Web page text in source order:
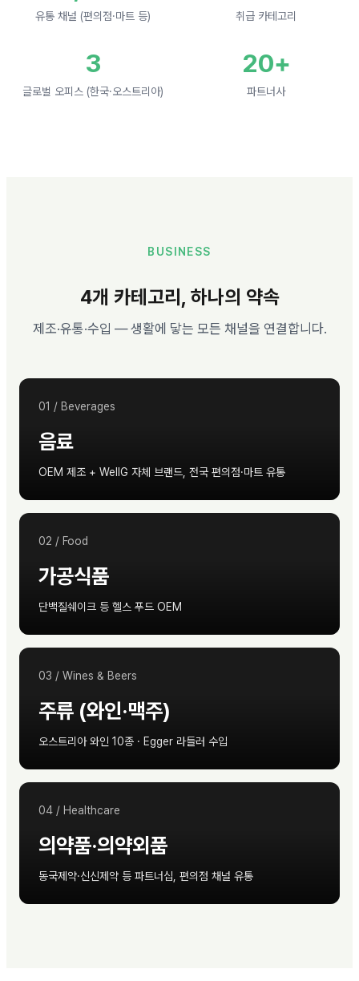
유통 채널 (편의점·마트 등) 취급 카테고리
3
글로벌 오피스 (한국·오스트리아)
20+
파트너사
BUSINESS
4개 카테고리, 하나의 약속
제조·유통·수입 — 생활에 닿는 모든 채널을 연결합니다.
01 / Beverages
음료
OEM 제조 + WellG 자체 브랜드, 전국 편의점·마트 유통
02 / Food
가공식품
단백질쉐이크 등 헬스 푸드 OEM
03 / Wines & Beers
주류 (와인·맥주)
오스트리아 와인 10종 · Egger 라들러 수입
04 / Healthcare
의약품·의약외품
동국제약·신신제약 등 파트너십, 편의점 채널 유통